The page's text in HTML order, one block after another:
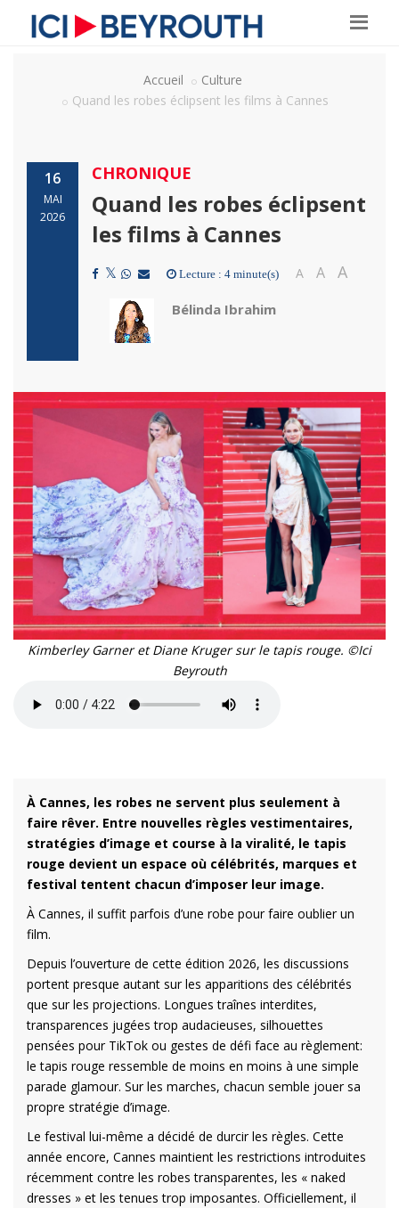
Accueil
Culture
Quand les robes éclipsent les films à Cannes
16
MAI
2026
CHRONIQUE
Quand les robes éclipsent
les films à Cannes
Lecture : 4 minute(s) A A A
Bélinda Ibrahim
Kimberley Garner et Diane Kruger sur le tapis rouge. ©Ici
Beyrouth
À Cannes, les robes ne servent plus seulement à
faire rêver. Entre nouvelles règles vestimentaires,
stratégies d’image et course à la viralité, le tapis
rouge devient un espace où célébrités, marques et
festival tentent chacun d’imposer leur image.
À Cannes, il suffit parfois d’une robe pour faire oublier un
film.
Depuis l’ouverture de cette édition 2026, les discussions
portent presque autant sur les apparitions des célébrités
que sur les projections. Longues traînes interdites,
transparences jugées trop audacieuses, silhouettes
pensées pour TikTok ou gestes de défi face au règlement:
le tapis rouge ressemble de moins en moins à une simple
parade glamour. Sur les marches, chacun semble jouer sa
propre stratégie d’image.
Le festival lui-même a décidé de durcir les règles. Cette
année encore, Cannes maintient les restrictions introduites
récemment contre les robes transparentes, les « naked
dresses » et les tenues trop imposantes. Officiellement, il